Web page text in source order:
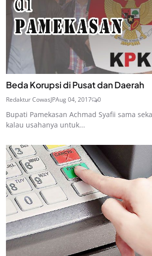
Beda Korupsi di Pusat dan Daerah
Redaktur CowasJPAug 04, 2017 0
Bupati Pamekasan Achmad Syafii sama
kalau usahanya untuk...